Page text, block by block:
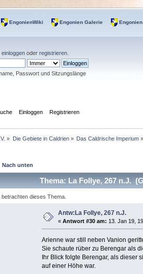
EngonienWiki Engonien Galerie
einloggen oderregistrieren
Passwort und Sitzungslänge
Einloggen Registrieren
» Die Gebiete in Caldrien» Das Caldrische Imperium »
Nach unten
Thema: La Follye, 267 n.J.
dieses Thema.
Antw:La Follye, 267 n.J.
«Antwort #30 am: 13. Jan 19,
Arienne war still neben Vanion
Sie schaute rüber zu Berengar als
Ihr Blick folgte Berengar, als dieser
auf einer Höhe war.